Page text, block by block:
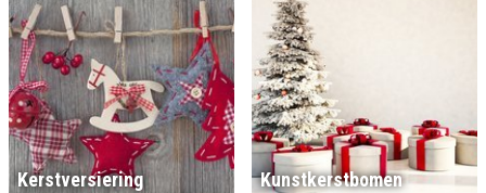
Kerstversiering Kunstkerstbomen